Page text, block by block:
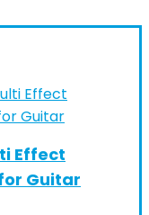
Effect
Guitar